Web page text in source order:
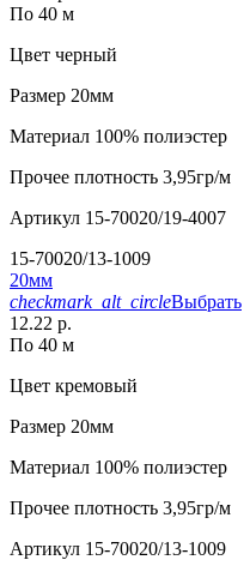
По 40 м
Цвет черный
Размер 20мм
Материал 100% полиэстер
Прочее плотность 3,95гр/м
Артикул 15-70020/19-4007
15-70020/13-1009
20мм
checkmark_alt_circleВыбрать
12.22 р.
По 40 м
Цвет кремовый
Размер 20мм
Материал 100% полиэстер
Прочее плотность 3,95гр/м
Артикул 15-70020/13-1009